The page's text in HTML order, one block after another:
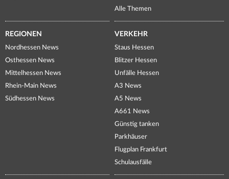
Alle Themen
REGIONEN
Nordhessen News
Osthessen News
Mittelhessen News
Rhein-Main News
Südhessen News
VERKEHR
Staus Hessen
Blitzer Hessen
Unfälle Hessen
A3 News
A5 News
A661 News
Günstig tanken
Parkhäuser
Flugplan Frankfurt
Schulausfälle